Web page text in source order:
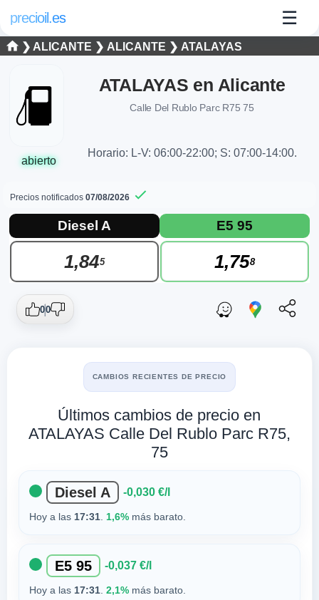
precioil.es ☰
❯ ALICANTE ❯ ALICANTE ❯ ATALAYAS
abierto
ATALAYAS en Alicante
Calle Del Rublo Parc R75 75
Horario: L-V: 06:00-22:00; S: 07:00-14:00.
Precios notificados07/08/2026
Precios actuales de combustibles en
Consulta los precios actuales de la gasolinera ATALAYAS
Diesel A
1,845
E5 95
1,758
00
CAMBIOS RECIENTES DE PRECIO
Últimos cambios de precio en
ATALAYAS Calle Del Rublo Parc R75,
75
Diesel A -0,030 €/l
Hoy a las 17:31. 1,6%más barato.
E5 95 -0,037 €/l
Hoy a las 17:31. 2,1%más barato.